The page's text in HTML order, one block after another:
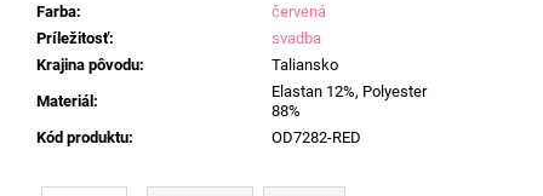
Farba:
červená
Príležitosť:
svadba
Krajina pôvodu:
Taliansko
Materiál :
Elastan 12%, Polyester
88%
Kód produktu: OD7282-RED